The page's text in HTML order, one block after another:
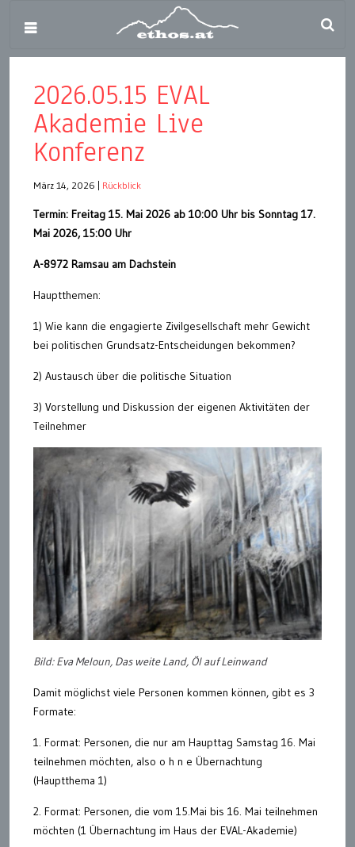
2026.05.15 EVAL
Akademie Live
Konferenz
März 14, 2026 Rückblick
Termin: Freitag 15. Mai 2026 ab 10:00 Uhr bis Sonntag 17.
Mai 2026, 15:00 Uhr
A-8972 Ramsau am Dachstein
Hauptthemen:
1) Wie kann die engagierte Zivilgesellschaft mehr Gewicht
bei politischen Grundsatz-Entscheidungen bekommen?
2) Austausch über die politische Situation
3) Vorstellung und Diskussion der eigenen Aktivitäten der
Teilnehmer
Bild: Eva Meloun, Das weite Land, Öl auf Leinwand
Damit möglichst viele Personen kommen können, gibt es 3
Formate:
1. Format: Personen, die nur am Haupttag Samstag 16. Mai
teilnehmen möchten, also o h n e Übernachtung
(Hauptthema 1)
2. Format: Personen, die vom 15.Mai bis 16. Mai teilnehmen
möchten (1 Übernachtung im Haus der EVAL-Akademie)